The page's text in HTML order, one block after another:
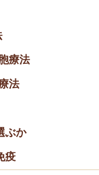
療法
法
ぶか
疫